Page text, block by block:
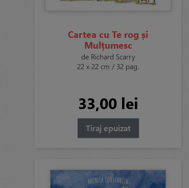
Cartea cu Te rog și
Mulțumesc
de Richard Scarry
22 x 22 cm / 32 pag.
33,00 lei
Tiraj epuizat